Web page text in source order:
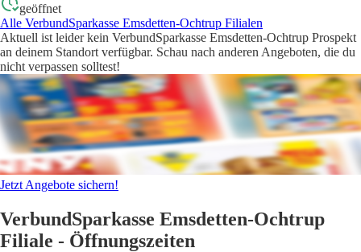
geöffnet
Alle VerbundSparkasse Emsdetten-Ochtrup Filialen
Aktuell ist leider kein VerbundSparkasse Emsdetten-Ochtrup Prospekt
an deinem Standort verfügbar. Schau nach anderen Angeboten, die du
nicht verpassen solltest!
Jetzt Angebote sichern!
VerbundSparkasse Emsdetten-Ochtrup
Filiale - Öffnungszeiten